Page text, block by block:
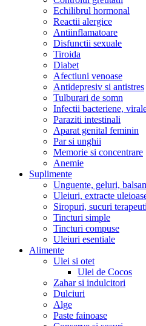
Echilibrul hormonal
Reactii alergice
Antiinflamatoare
Disfunctii sexuale
Tiroida
Diabet
Afectiuni venoase
Antidepresiv si antistres
Tulburari de somn
Infectii bacteriene,
Paraziti intestinali
Aparat genital feminin
Par si unghii
Memorie si concentrare
Anemie
Suplimente
Unguente, geluri,
Uleiuri, extracte
Siropuri, sucuri
Tincturi simple
Tincturi compuse
Uleiuri esentiale
Alimente
Ulei si otet
Ulei de Cocos
Zahar si indulcitori
Dulciuri
Alge
Paste fainoase